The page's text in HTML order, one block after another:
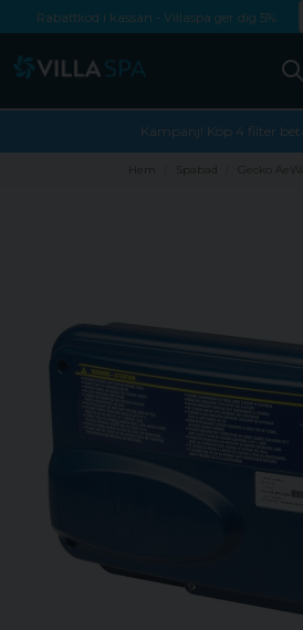
Rabattkod i kassan - Villaspa ger dig 5%
Kampanj! Köp 4 filter
Hem Spabad Gecko